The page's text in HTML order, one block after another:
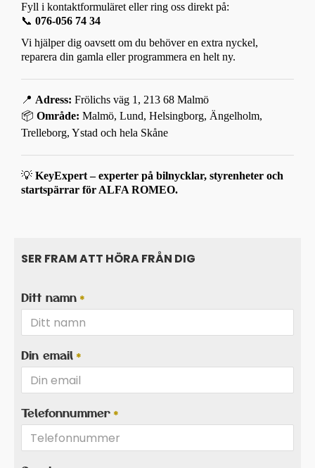
Fyll i kontaktformuläret eller ring oss direkt på:
📞 076-056 74 34
Vi hjälper dig oavsett om du behöver en extra nyckel,
reparera din gamla eller programmera en helt ny.
📍 Adress: Frölichs väg 1, 213 68 Malmö
📦 Område: Malmö, Lund, Helsingborg, Ängelholm,
Trelleborg, Ystad och hela Skåne
💡 KeyExpert – experter på bilnycklar, styrenheter och
startspärrar för ALFA ROMEO.
SER FRAM ATT HÖRA FRÅN DIG
Ditt namn
Din email
Telefonnummer